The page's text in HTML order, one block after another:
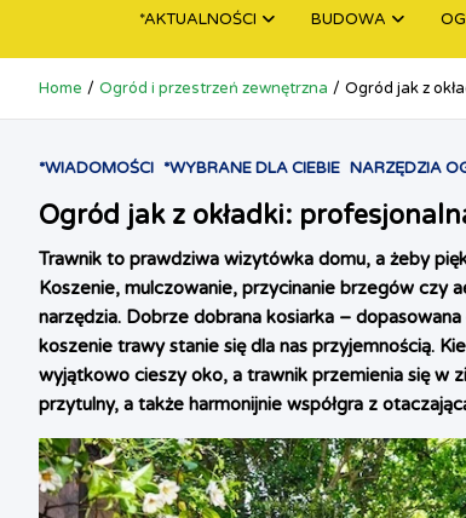
*AKTUALNOŚCI BUDOWA
Home Ogród i przestrzeń zewnętrzna Ogród jak z
*WIADOMOŚCI *WYBRANE DLA CIEBIE NARZĘDZIA
Ogród jak z okładki:
Trawnik to prawdziwa wizytówka domu, a żeby
Koszenie, mulczowanie, przycinanie brzegów czy
narzędzia. Dobrze dobrana kosiarka –
koszenie trawy stanie się dla nas przyjemnością.
wyjątkowo cieszy oko, a trawnik przemienia się w
przytulny, a także harmonijnie współgra z